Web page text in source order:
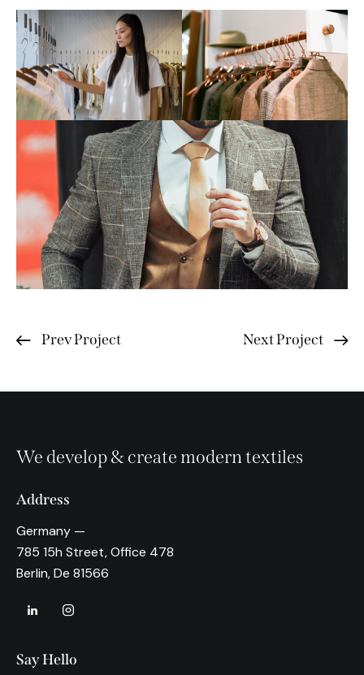
Prev Project Next Project
We develop & create modern textiles
Address
Germany —
785 15h Street, Office 478
Berlin, De 81566
Say Hello